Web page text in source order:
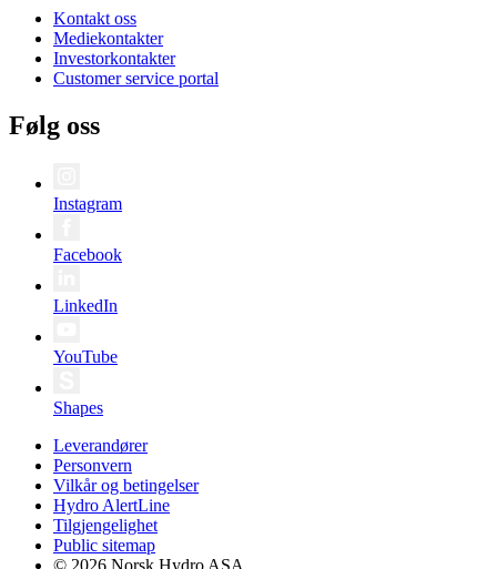
Kontakt oss
Mediekontakter
Investorkontakter
Customer service portal
Følg oss
Instagram
Facebook
LinkedIn
YouTube
Shapes
Leverandører
Personvern
Vilkår og betingelser
Hydro AlertLine
Tilgjengelighet
Public sitemap